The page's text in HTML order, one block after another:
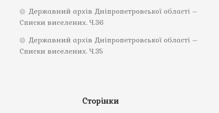
Державний архів Дніпропетровської області –
Списки виселених. Ч.36
Державний архів Дніпропетровської області –
Списки виселених. Ч.35
Сторінки